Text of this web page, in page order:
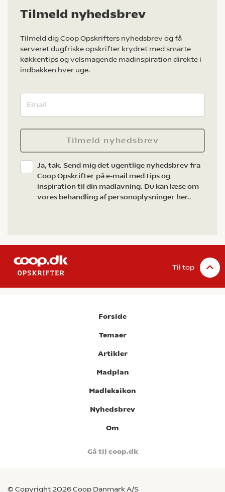
Tilmeld nyhedsbrev
Tilmeld dig Coop Opskrifters nyhedsbrev og få
serveret dugfriske opskrifter krydret med smarte
køkkentips og velsmagende madinspiration direkte i
indbakken hver uge.
Tilmeld nyhedsbrev
Ja, tak. Send mig det ugentlige nyhedsbrev fra
Coop Opskrifter på e-mail med tips og
inspiration til din madlavning. Du kan læse om
vores behandling af personoplysninger her..
Til top
Forside
Temaer
Artikler
Madplan
Madleksikon
Nyhedsbrev
Om
Gå til coop.dk
© Copyright 2026 Coop Danmark A/S